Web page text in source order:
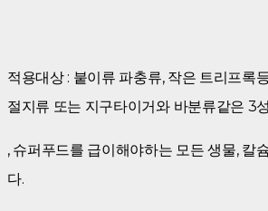
적용대상 : 붙이류 파충류, 작은 트리프록
절지류 또는 지구타이거와 바분류같은 3
, 슈퍼푸드를 급이해야하는 모든 생물, 칼
다.